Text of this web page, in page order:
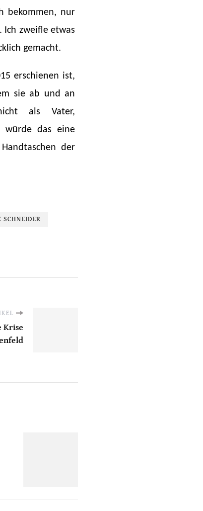
bekommen, nur
zweifle etwas
gemacht.
erschienen ist,
sie ab und an
als Vater,
würde das eine
der
SCHNEIDER
Krise